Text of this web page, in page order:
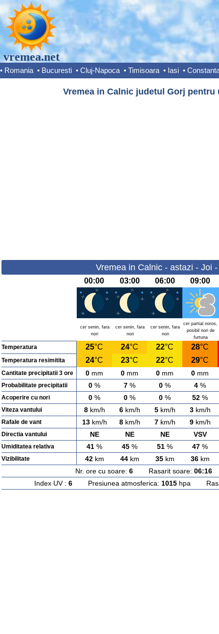
vremea.net
• Romania • Bucuresti • Cluj-Napoca • Timisoara • Iasi •
Vremea in Calnic judetul Gorj pentru
Vremea in Calnic - astazi - Joi
00:00 03:00 06:00 09:00
cer senin, fara
nori
cer senin, fara
nori
cer senin, fara
nori
cer partial noros,
posibil nori de
furtuna
Temperatura 25°C 24°C 22°C 28°C
Temperatura resimitita 24°C 23°C 22°C 29°C
Cantitate precipitatii 3 ore 0 mm 0 mm 0 mm 0 mm
Probabilitate precipitatii 0 % 7 % 0 % 4 %
Acoperire cu nori 0 % 0 % 0 % 52 %
Viteza vantului 8km/h 6km/h 5km/h 3km/h
Rafale de vant 13km/h 8km/h 7km/h 9km/h
Directia vantului NE NE NE VSV
Umiditatea relativa 41 % 45 % 51 % 47 %
Vizibilitate 42km 44km 35km 36km
Nr. ore cu soare: 6Rasarit soare: 06:16
Index UV : 6 Presiunea atmosferica: 1015 hpa